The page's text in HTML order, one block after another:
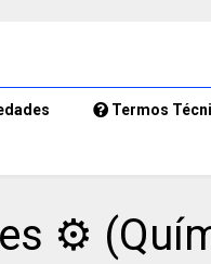
Termos
⚙️